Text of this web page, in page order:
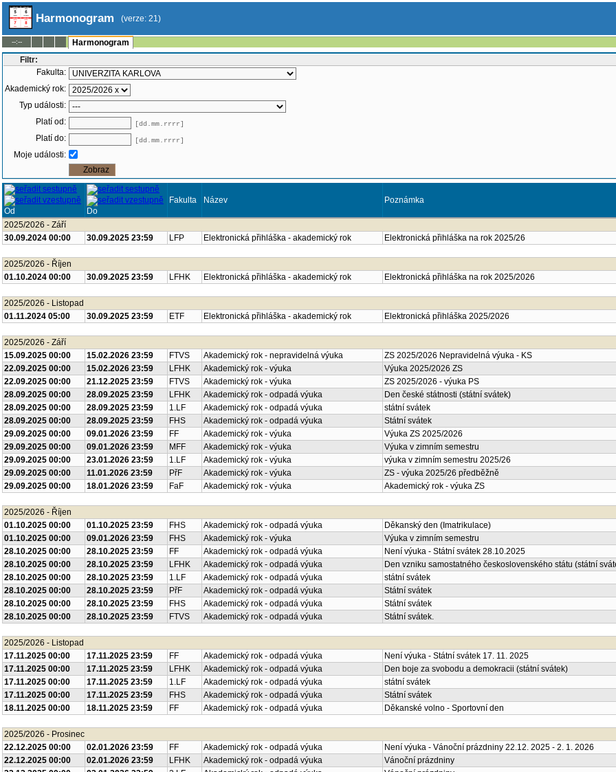
Harmonogram (verze: 21)
--:--
Harmonogram
Filtr:
Fakulta:
Akademický rok:
Typ události:
Moje události:
Od Do
2025/2026 - Září
30.09.2024 00:00
30.09.2025 23:59 LFP Elektronická přihláška - akademický rok Elektronická přihláška na rok 2025/26
2025/2026 - Říjen
01.10.2024 00:00
30.09.2025 23:59 LFHK Elektronická přihláška - akademický rok Elektronická přihláška na rok 2025/2026
2025/2026 - Listopad
01.11.2024 05:00
30.09.2025 23:59 ETF Elektronická přihláška - akademický rok Elektronická přihláška 2025/2026
2025/2026 - Září
15.09.2025 00:00
15.02.2026 23:59 FTVS Akademický rok - nepravidelná výuka
ZS 2025/2026 Nepravidelná výuka - KS
22.09.2025 00:00
15.02.2026 23:59 LFHK Akademický rok - výuka
Výuka 2025/2026 ZS
22.09.2025 00:00
21.12.2025 23:59 FTVS Akademický rok - výuka
ZS 2025/2026 - výuka PS
28.09.2025 00:00
28.09.2025 23:59 LFHK Akademický rok - odpadá výuka
Den české státnosti (státní svátek)
28.09.2025 00:00
28.09.2025 23:59 1.LF Akademický rok - odpadá výuka
státní svátek
28.09.2025 00:00
28.09.2025 23:59 FHS Akademický rok - odpadá výuka
Státní svátek
29.09.2025 00:00
09.01.2026 23:59 FF Akademický rok - výuka
Výuka ZS 2025/2026
29.09.2025 00:00
09.01.2026 23:59 MFF Akademický rok - výuka
Výuka v zimním semestru
29.09.2025 00:00
23.01.2026 23:59 1.LF Akademický rok - výuka
výuka v zimním semestru 2025/26
29.09.2025 00:00
11.01.2026 23:59 PřF Akademický rok - výuka
ZS - výuka 2025/26 předběžně
29.09.2025 00:00
18.01.2026 23:59 FaF Akademický rok - výuka Akademický rok - výuka ZS
2025/2026 - Říjen
01.10.2025 00:00
01.10.2025 23:59 FHS Akademický rok - odpadá výuka
Děkanský den (Imatrikulace)
01.10.2025 00:00
09.01.2026 23:59 FHS Akademický rok - výuka
Výuka v zimním semestru
28.10.2025 00:00
28.10.2025 23:59 FF Akademický rok - odpadá výuka
Není výuka - Státní svátek 28.10.2025
28.10.2025 00:00
28.10.2025 23:59 LFHK Akademický rok - odpadá výuka
Den vzniku samostatného československého státu (státní
28.10.2025 00:00
28.10.2025 23:59 1.LF Akademický rok - odpadá výuka
státní svátek
28.10.2025 00:00
28.10.2025 23:59 PřF Akademický rok - odpadá výuka
Státní svátek
28.10.2025 00:00
28.10.2025 23:59 FHS Akademický rok - odpadá výuka
Státní svátek
28.10.2025 00:00
28.10.2025 23:59 FTVS Akademický rok - odpadá výuka Státní svátek.
2025/2026 - Listopad
17.11.2025 00:00
17.11.2025 23:59 FF Akademický rok - odpadá výuka
Není výuka - Státní svátek 17. 11. 2025
17.11.2025 00:00
17.11.2025 23:59 LFHK Akademický rok - odpadá výuka
Den boje za svobodu a demokracii (státní svátek)
17.11.2025 00:00
17.11.2025 23:59 1.LF Akademický rok - odpadá výuka
státní svátek
17.11.2025 00:00
17.11.2025 23:59 FHS Akademický rok - odpadá výuka
Státní svátek
18.11.2025 00:00
18.11.2025 23:59 FF Akademický rok - odpadá výuka Děkanské volno - Sportovní den
2025/2026 - Prosinec
22.12.2025 00:00
02.01.2026 23:59 FF Akademický rok - odpadá výuka
Není výuka - Vánoční prázdniny 22.12. 2025 - 2. 1. 2026
22.12.2025 00:00
02.01.2026 23:59 LFHK Akademický rok - odpadá výuka
Vánoční prázdniny